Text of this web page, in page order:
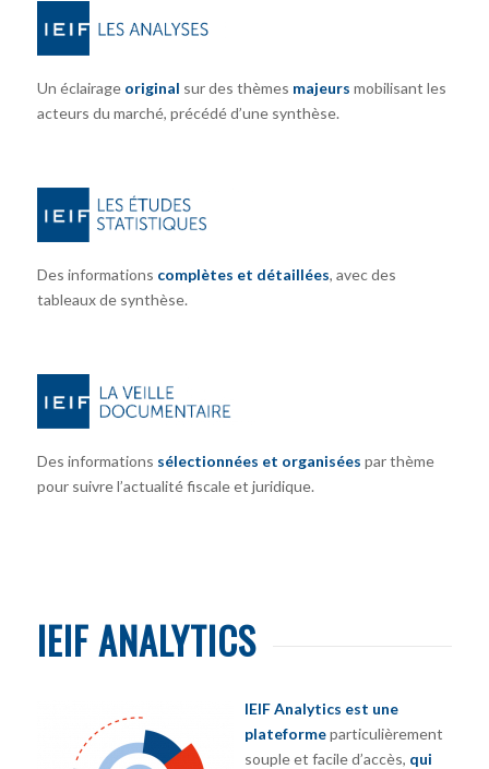
Un éclairage original sur des thèmes majeurs mobilisant les
acteurs du marché, précédé d’une synthèse.
Des informations complètes et détaillées, avec des
tableaux de synthèse.
Des informations sélectionnées et organisées par thème
pour suivre l’actualité fiscale et juridique.
IEIF ANALYTICS
IEIF Analytics est une
plateformeparticulièrement
souple et facile d’accès, qui